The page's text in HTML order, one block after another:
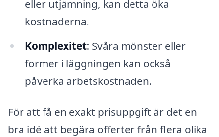
eller utjämning, kan detta öka
kostnaderna.
Komplexitet: Svåra mönster eller
former i läggningen kan också
påverka arbetskostnaden.
För att få en exakt prisuppgift är det en
bra idé att begära offerter från flera olika